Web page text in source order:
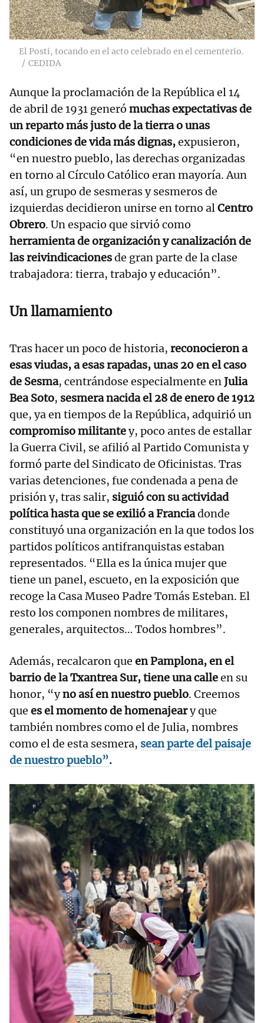
El Posti, tocando en el acto celebrado en el cementerio.
CEDIDA
Aunque la proclamación de la República el 14
de abril de 1931 generó muchas expectativas de
un reparto más justo de la tierra o unas
condiciones de vida más dignas,expusieron,
“en nuestro pueblo, las derechas organizadas
en torno al Círculo Católico eran mayoría. Aun
así, un grupo de sesmeras y sesmeros de
izquierdas decidieron unirse en torno al Centro
Obrero. Un espacio que sirvió como
herramienta de organización y canalización de
las reivindicacionesde gran parte de la clase
trabajadora: tierra, trabajo y educación”.
Un llamamiento
Tras hacer un poco de historia, reconocieron a
esas viudas, a esas rapadas, unas 20 en el caso
de Sesma, centrándose especialmente en Julia
Bea Soto, sesmera nacida el 28 de enero de 1912
que, ya en tiempos de la República, adquirió un
compromiso militantey, poco antes de estallar
la Guerra Civil, se afilió al Partido Comunista y
formó parte del Sindicato de Oficinistas. Tras
varias detenciones, fue condenada a pena de
prisión y, tras salir, siguió con su actividad
política hasta que se exilió a Franciadonde
constituyó una organización en la que todos los
partidos políticos antifranquistas estaban
representados. “Ella es la única mujer que
tiene un panel, escueto, en la exposición que
recoge la Casa Museo Padre Tomás Esteban. El
resto los componen nombres de militares,
generales, arquitectos… Todos hombres”.
Además, recalcaron que en Pamplona, en el
barrio de la Txantrea Sur, tiene una calleen su
honor, “yno así en nuestro pueblo. Creemos
que es el momento de homenajeary que
también nombres como el de Julia, nombres
como el de esta sesmera, sean parte del paisaje
de nuestro pueblo”.